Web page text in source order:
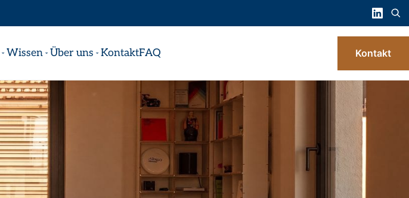
Wissen Über uns KontaktFAQ Kontakt